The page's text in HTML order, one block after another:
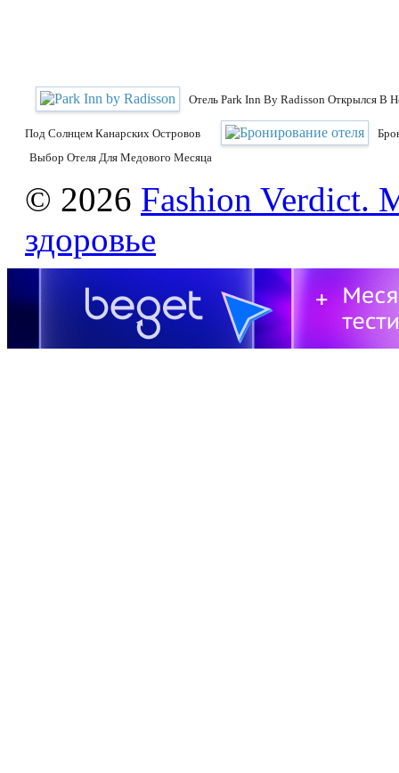
Отель Park Inn By Radisson Открылся В
Под Солнцем Канарских Островов
Выбор Отеля Для Медового Месяца
© 2026 Fashion Verdict.
здоровье